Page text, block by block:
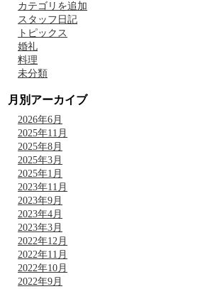
カテゴリを追加
スタッフ日記
トピックス
婚礼
料理
未分類
月別アーカイブ
2026年6月
2025年11月
2025年8月
2025年3月
2025年1月
2023年11月
2023年9月
2023年4月
2023年3月
2022年12月
2022年11月
2022年10月
2022年9月